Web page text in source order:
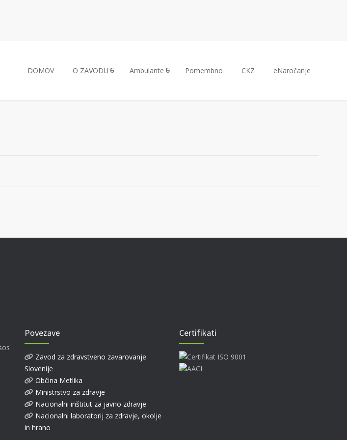
DOMOV O ZAVODU Ambulante Pomembno CKZ eNaročanje
Povezave
Zavod za zdravstveno zavarovanje
Slovenije
Občina Metlika
Ministrstvo za zdravje
Nacionalni inštitut za javno zdravje
Nacionalni laboratorij za zdravje, okolje
in hrano
Certifikati